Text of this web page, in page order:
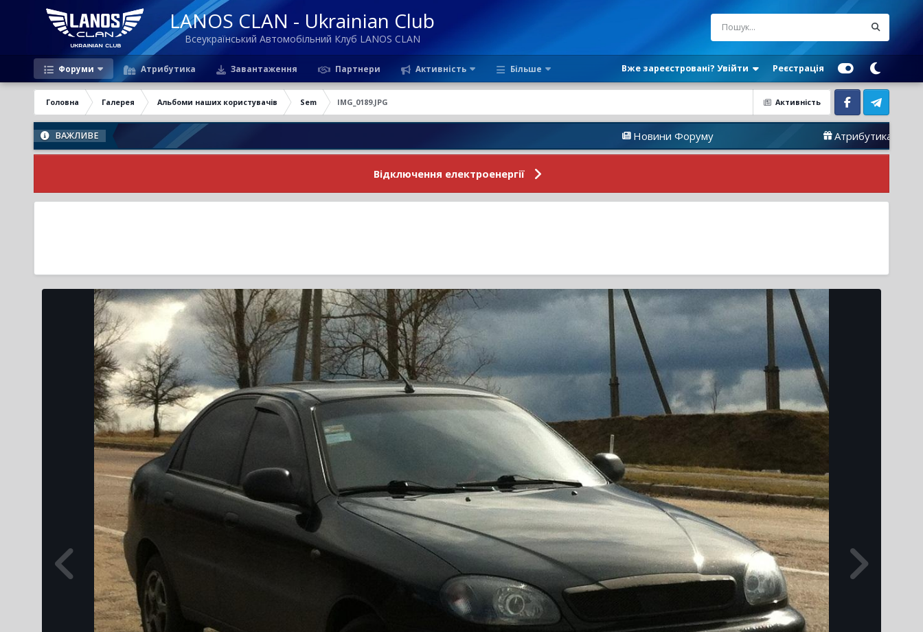
LANOS CLAN - Ukrainian Club
Всеукраїнський Автомобільний Клуб LANOS CLAN
Форуми Атрибутика Завантаження Партнери Активність Більше Вже зареєстровані? Увійти Реєстрація
Активність
Головна Галерея Альбоми наших користувачів Sem IMG_0189.JPG
Facebook Telegram
ВАЖЛИВЕ Новини Форуму Атрибутика
Відключення електроенергії